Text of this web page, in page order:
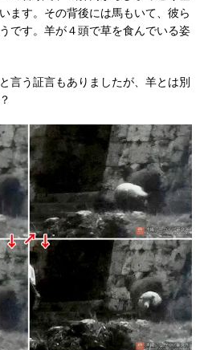
ます。その背後には馬もいて、彼ら
です。羊が４頭で草を食んでいる姿
言う証言もありましたが、羊とは別